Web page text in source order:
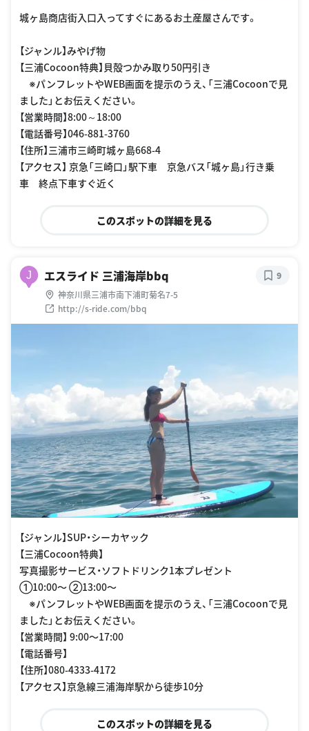
城ヶ島商店街入口入ってすぐにあるお土産屋さんです。
【ジャンル】みやげ物
【三浦Cocoon特典】貝殻つかみ取り50円引き
※パンフレットやWEB画面を提示のうえ、「三浦Cocoonで見
ました」とお伝えください。
【営業時間】8:00～18:00
【電話番号】046-881-3760
【住所】三浦市三崎町城ヶ島668-4
【アクセス】 京急「三崎口」駅下車 京急バス「城ヶ島」行き乗
車 終点下車すぐ近く
このスポットの詳細を見る
J エスライド 三浦海岸bbq
神奈川県三浦市南下浦町菊名7-5
http://s-ride.com/bbq
9
【ジャンル】SUP・シーカヤック
【三浦Cocoon特典】
写真撮影サービス・ソフトドリンク1本プレゼント
①10:00〜 ②13:00〜
※パンフレットやWEB画面を提示のうえ、「三浦Cocoonで見
ました」とお伝えください。
【営業時間】 9:00〜17:00
【電話番号】
【住所】080-4333-4172
【アクセス】京急線三浦海岸駅から徒歩10分
このスポットの詳細を見る